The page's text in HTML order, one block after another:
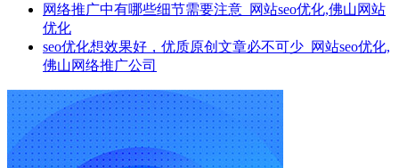
网络推广中有哪些细节需要注意_网站seo优化,佛山网站
优化
seo优化想效果好，优质原创文章必不可少_网站seo优化,
佛山网络推广公司